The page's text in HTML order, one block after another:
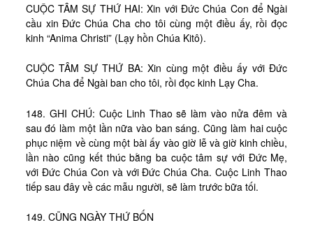
CUỘC TÂM SỰ THỨ HAI: Xin với Đức Chúa Con để Ngài
cầu xin Đức Chúa Cha cho tôi cùng một điều ấy, rồi đọc
kinh “Anima Christi” (Lạy hồn Chúa Kitô).
CUỘC TÂM SỰ THỨ BA: Xin cùng một điều ấy với Đức
Chúa Cha để Ngài ban cho tôi, rồi đọc kinh Lạy Cha.
148. GHI CHÚ: Cuộc Linh Thao sẽ làm vào nửa đêm và
sau đó làm một lần nữa vào ban sáng. Cũng làm hai cuộc
phục niệm về cùng một bài ấy vào giờ lễ và giờ kinh chiều,
lần nào cũng kết thúc bằng ba cuộc tâm sự với Đức Mẹ,
với Đức Chúa Con và với Đức Chúa Cha. Cuộc Linh Thao
tiếp sau đây về các mẫu người, sẽ làm trước bữa tối.
149. CŨNG NGÀY THỨ BỐN